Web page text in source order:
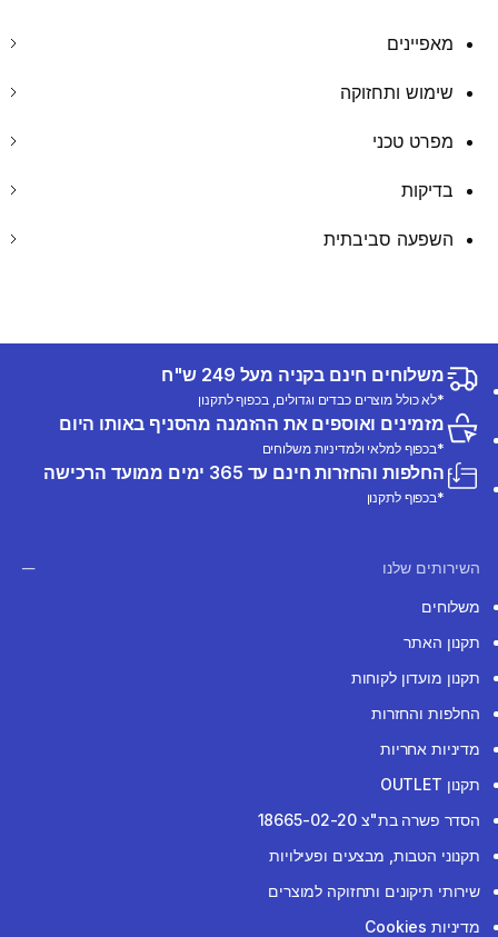
מאפיינים
שימוש ותחזוקה
מפרט טכני
בדיקות
השפעה סביבתית
משלוחים חינם בקניה מעל 249 ש"ח
*לא כולל מוצרים כבדים וגדולים, בכפוף לתקנון
מזמינים ואוספים את ההזמנה מהסניף באותו היום
*בכפוף למלאי ולמדיניות משלוחים
החלפות והחזרות חינם עד 365 ימים ממועד הרכישה
*בכפוף לתקנון
השירותים שלנו
משלוחים
תקנון האתר
תקנון מועדון לקוחות
החלפות והחזרות
מדיניות אחריות
תקנון OUTLET
הסדר פשרה בת"צ 18665-02-20
תקנוני הטבות, מבצעים ופעילויות
שירותי תיקונים ותחזוקה למוצרים
מדיניות Cookies